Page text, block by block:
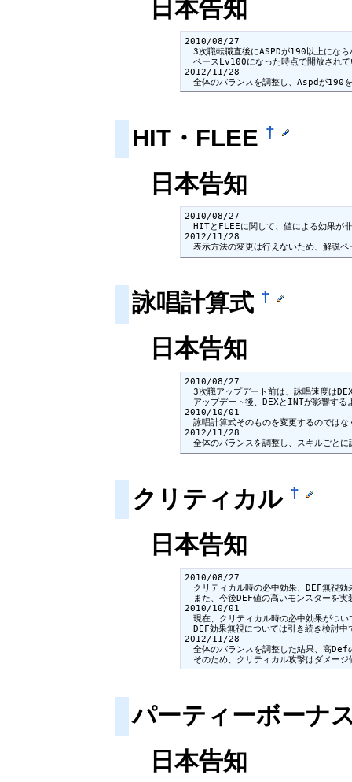
日本告知
2010/08/27
3次職転職直後にASPDが190以上になら
ベースLv100になった時点で開放されて
2012/11/28
全体のバランスを調整し、Aspdが190
HIT・FLEE †
日本告知
2010/08/27
HITとFLEEに関して、値による効果が
2012/11/28
表示方法の変更は行えないため、解説ペ
詠唱計算式 †
日本告知
2010/08/27
3次職アップデート前は、詠唱速度は
アップデート後、DEXとINTが影響する
2010/10/01
詠唱計算式そのものを変更するのではな
2012/11/28
全体のバランスを調整し、スキルごとに
クリティカル †
日本告知
2010/08/27
クリティカル時の必中効果、DEF無視効
また、今後DEF値の高いモンスターを実
2010/10/01
現在、クリティカル時の必中効果がつい
DEF効果無視については引き続き検討中
2012/11/28
全体のバランスを調整した結果、高Def
そのため、クリティカル攻撃はダメー
パーティーボーナ
日本告知